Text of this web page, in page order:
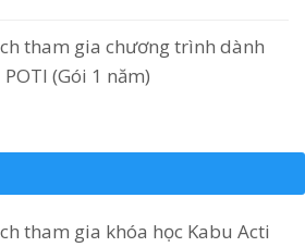
tham gia chương trình dành
(Gói 1 năm)
tham gia khóa học Kabu Acti